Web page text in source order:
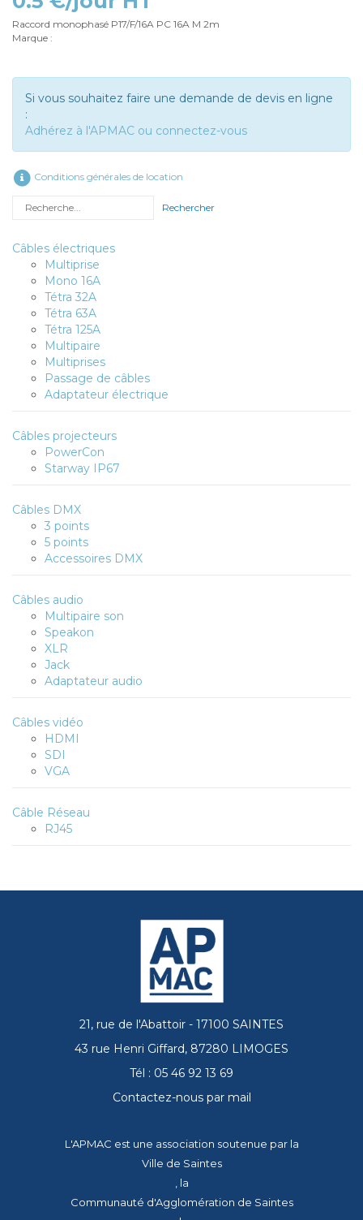
Raccord monophasé P17/F/16A PC 16A M 2m
Marque :
Si vous souhaitez faire une demande de devis en ligne
:
Adhérez à l'APMAC ou connectez-vous
Conditions générales de location
Rechercher
Câbles électriques
Multiprise
Mono 16A
Tétra 32A
Tétra 63A
Tétra 125A
Multipaire
Multiprises
Passage de câbles
Adaptateur électrique
Câbles projecteurs
PowerCon
Starway IP67
Câbles DMX
3 points
5 points
Accessoires DMX
Câbles audio
Multipaire son
Speakon
XLR
Jack
Adaptateur audio
Câbles vidéo
HDMI
SDI
VGA
Câble Réseau
RJ45
21, rue de l'Abattoir - 17100 SAINTES
43 rue Henri Giffard, 87280 LIMOGES
Tél : 05 46 92 13 69
Contactez-nous par mail
L'APMAC est une association soutenue par la
Ville de Saintes
, la
Communauté d'Agglomération de Saintes